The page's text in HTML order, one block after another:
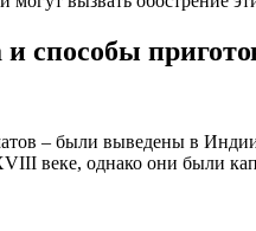
способы
– были выведены в
веке, однако они были